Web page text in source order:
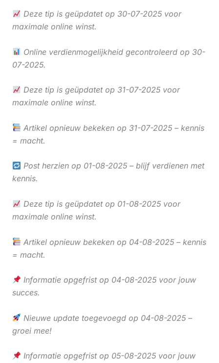
Deze tip is geüpdatet op 30-07-2025 voor
maximale online winst.
Online verdienmogelijkheid gecontroleerd op 30-
07-2025.
Deze tip is geüpdatet op 31-07-2025 voor
maximale online winst.
Artikel opnieuw bekeken op 31-07-2025 – kennis
= macht.
Post herzien op 01-08-2025 – blijf verdienen met
kennis.
Deze tip is geüpdatet op 01-08-2025 voor
maximale online winst.
Artikel opnieuw bekeken op 04-08-2025 – kennis
= macht.
Informatie opgefrist op 04-08-2025 voor jouw
succes.
Nieuwe update toegevoegd op 04-08-2025 –
groei mee!
Informatie opgefrist op 05-08-2025 voor jouw